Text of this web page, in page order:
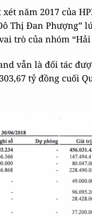
xét năm 2017 của
Thị Đan Phượng”
trò của nhóm “Hải
vẫn là đối tác
tỷ đồng cuối